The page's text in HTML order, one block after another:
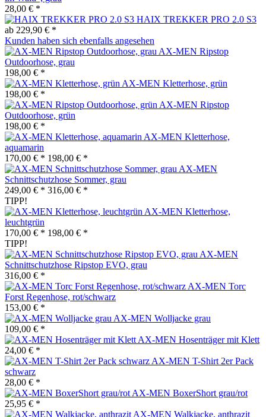
28,00 € *
HAIX TREKKER PRO 2.0 S3
ab 229,90 € *
Kunden haben sich ebenfalls angesehen
AX-MEN Ripstop
Outdoorhose, grau
198,00 € *
AX-MEN Kletterhose, grün
198,00 € *
AX-MEN Ripstop
Outdoorhose, grün
198,00 € *
AX-MEN Kletterhose,
aquamarin
170,00 € * 198,00 € *
AX-MEN
Schnittschutzhose Sommer, grau
249,00 € * 316,00 € *
TIPP!
AX-MEN Kletterhose,
leuchtgrün
170,00 € * 198,00 € *
TIPP!
AX-MEN
Schnittschutzhose Ripstop EVO, grau
316,00 € *
AX-MEN Torc
Forst Regenhose, rot/schwarz
153,00 € *
AX-MEN Wolljacke grau
109,00 € *
AX-MEN Hosenträger mit Klett
24,00 € *
AX-MEN T-Shirt 2er Pack
schwarz
28,00 € *
AX-MEN BoxerShort grau/rot
25,95 € *
AX-MEN Walkjacke, anthrazit